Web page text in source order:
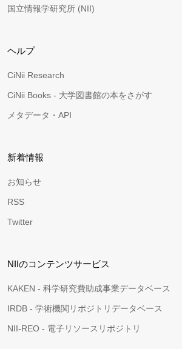
国立情報学研究所 (NII)
ヘルプ
CiNii Research
CiNii Books - 大学図書館の本をさがす
メタデータ・API
新着情報
お知らせ
RSS
Twitter
NIIのコンテンツサービス
KAKEN - 科学研究費助成事業データベース
IRDB - 学術機関リポジトリデータベース
NII-REO - 電子リソースリポジトリ